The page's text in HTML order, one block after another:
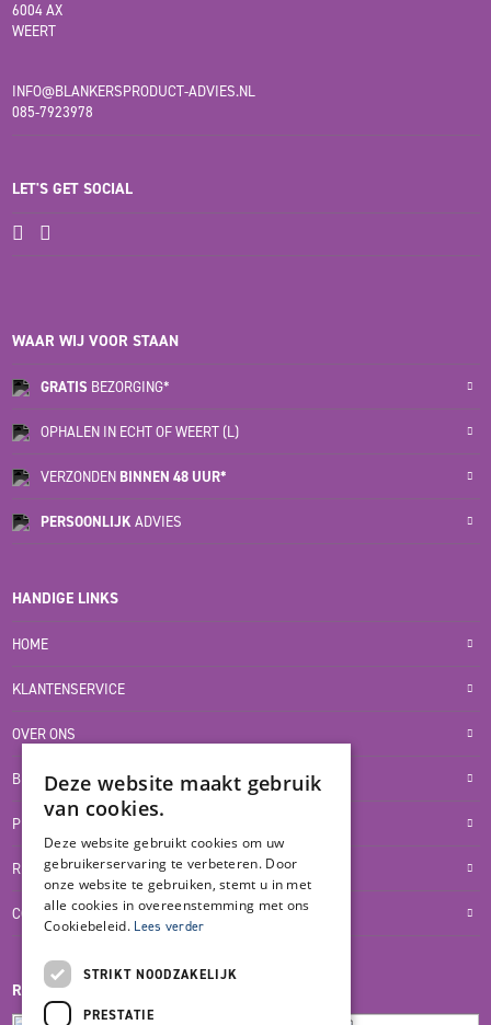
6004 AX
WEERT
INFO@BLANKERSPRODUCT-ADVIES.NL
085-7923978
LET'S GET SOCIAL
WAAR WIJ VOOR STAAN
GRATIS BEZORGING*
OPHALEN IN ECHT OF WEERT (L)
VERZONDEN BINNEN 48 UUR*
PERSOONLIJKADVIES
HANDIGE LINKS
HOME
KLANTENSERVICE
OVER ONS
BLOG
PRIVACYVERKLARING
RETOUR- EN TERUGBETALINGSBELEID
COOKIES
REVIEWMERK
Deze website maakt gebruik
van cookies.
Deze website gebruikt cookies om uw
gebruikerservaring te verbeteren. Door
onze website te gebruiken, stemt u in met
alle cookies in overeenstemming met ons
Cookiebeleid. Lees verder
STRIKT NOODZAKELIJK
PRESTATIE